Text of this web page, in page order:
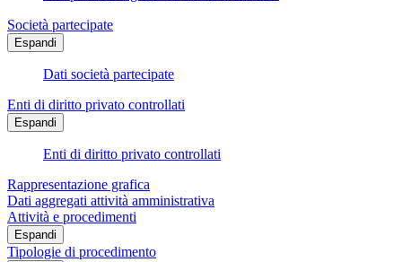
Società partecipate
Espandi
Dati società partecipate
Enti di diritto privato controllati
Espandi
Enti di diritto privato controllati
Rappresentazione grafica
Dati aggregati attività amministrativa
Attività e procedimenti
Espandi
Tipologie di procedimento